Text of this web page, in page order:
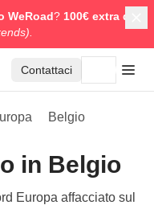
WeRoad? 100€ extra di
Contattaci
Belgio
in Belgio
Europa affacciato sul